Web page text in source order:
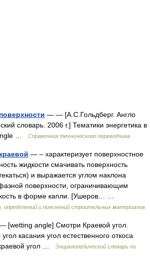
— — [А.С.Гольдберг. Англо
словарь. 2006 г.] Тематики энергетика в
…
Справочник технического переводчика
— – характеризует поверхностное
жидкости смачивать поверхность
и выражается углом наклона
поверхности, ограничивающим
в форме капли. [Ушеров… …
определений и пояснений строительных материалов
[wetting angle] Смотри Краевой угол.
касания угол естественного откоса
угол …
Энциклопедический словарь по